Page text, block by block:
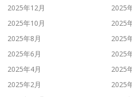
2025年12月
2025
2025年10月
2025
2025年8月
2025
2025年6月
2025
2025年4月
2025
2025年2月
2025